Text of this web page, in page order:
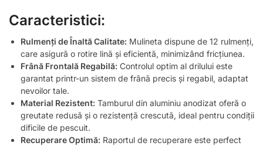
Caracteristici:
Rulmenți de Înaltă Calitate: Mulineta dispune de 12 rulmenți,
care asigură o rotire lină și eficientă, minimizând fricțiunea.
Frână Frontală Regabilă: Controlul optim al drilului este
garantat printr-un sistem de frână precis și regabil, adaptat
nevoilor tale.
Material Rezistent: Tamburul din aluminiu anodizat oferă o
greutate redusă și o rezistență crescută, ideal pentru condiții
dificile de pescuit.
Recuperare Optimă: Raportul de recuperare este perfect